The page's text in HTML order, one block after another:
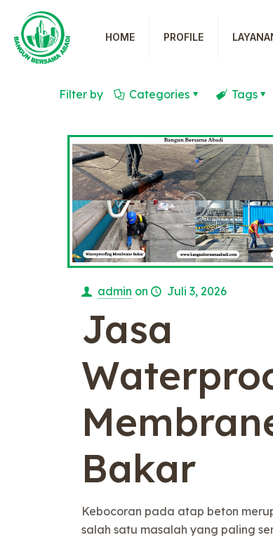
HOME PROFILE
Filter by Categories Tags
admin on Juli 3, 2026
Jasa
Bakar
Kebocoran pada atap beton
salah satu masalah yang paling